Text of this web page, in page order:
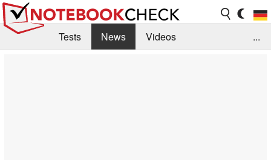
Tests News
Videos
...